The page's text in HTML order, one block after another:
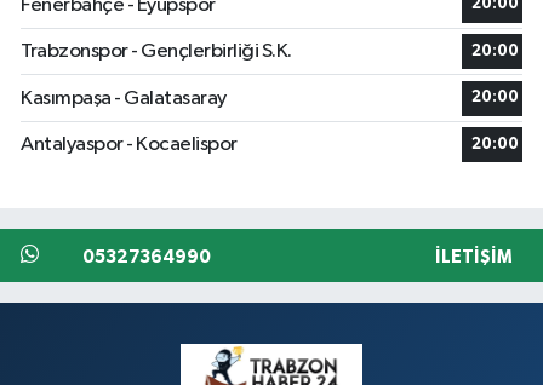
Fenerbahçe - Eyüpspor 20:00
Trabzonspor - Gençlerbirliği S.K. 20:00
Kasımpaşa - Galatasaray 20:00
Antalyaspor - Kocaelispor 20:00
05327364990 İLETIŞIM